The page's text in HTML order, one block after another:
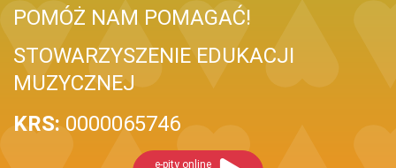
POMÓŻ NAM POMAGAĆ!
STOWARZYSZENIE EDUKACJI
MUZYCZNEJ
KRS: 0000065746
e-pity online